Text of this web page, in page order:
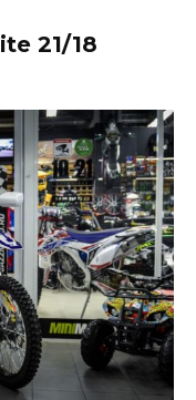
21/18